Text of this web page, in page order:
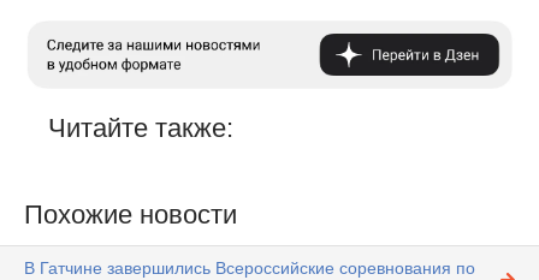
Читайте также:
Похожие новости
В Гатчине завершились Всероссийские соревнования по